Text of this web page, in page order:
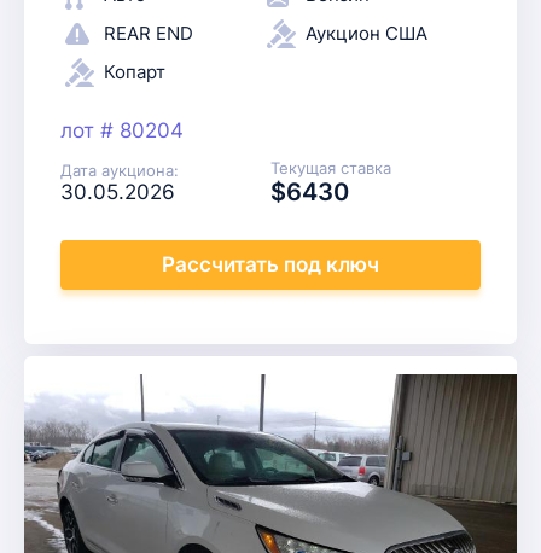
REAR END
Аукцион США
Копарт
лот # 80204
Дата аукциона:
30.05.2026
Текущая ставка
$6430
Рассчитать под ключ